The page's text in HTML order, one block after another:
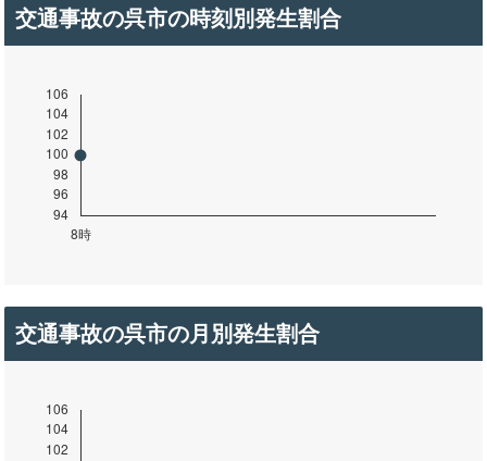
交通事故の呉市の時刻別発生割合
交通事故の呉市の月別発生割合